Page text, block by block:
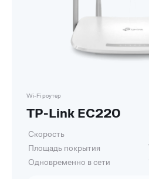
Wi-Fi роутер
TP-Link EC220
Скорость
Площадь покрытия
Одновременно в сети